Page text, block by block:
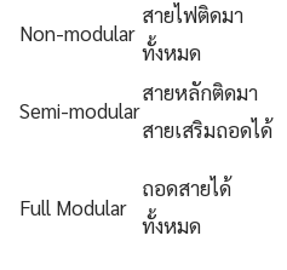
Non-modular
สายไฟติดมา
ทั้งหมด
Semi-modular
สายหลักติดมา
สายเสริมถอดได้
Full Modular
ถอดสายได้
ทั้งหมด